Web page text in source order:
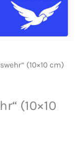
(10×10 cm)
(10×10